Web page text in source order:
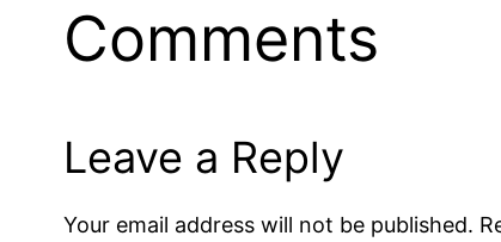
Comments
Leave a Reply
Your email address will not be published.